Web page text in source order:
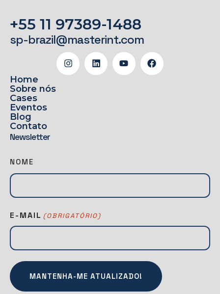
+55 11 97389-1488
sp-brazil@masterint.com
Home
Sobre nós
Cases
Eventos
Blog
Contato
Newsletter
N
E
S
A
T
E
R
O
NOME
E-MAIL (OBRIGATÓRIO)